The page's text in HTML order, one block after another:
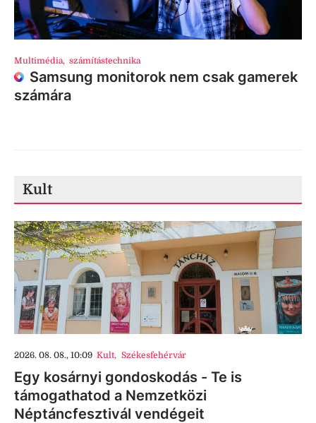
Multimédia, számítástechnika
Samsung monitorok nem csak gamerek
számára
Kult
2026. 08. 08., 10:09 Kult, Székesfehérvár
Egy kosárnyi gondoskodás - Te is
támogathatod a Nemzetközi
Néptáncfesztivál vendégeit